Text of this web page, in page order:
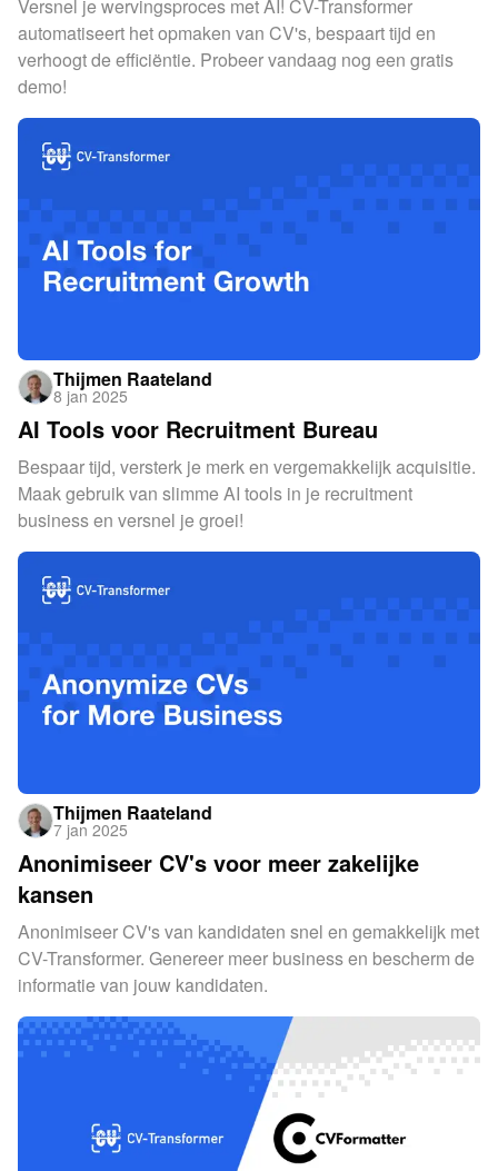
Versnel je wervingsproces met AI! CV-Transformer
automatiseert het opmaken van CV's, bespaart tijd en
verhoogt de efficiëntie. Probeer vandaag nog een gratis
demo!
Thijmen Raateland
8 jan 2025
AI Tools voor Recruitment Bureau
Bespaar tijd, versterk je merk en vergemakkelijk acquisitie.
Maak gebruik van slimme AI tools in je recruitment
business en versnel je groei!
Thijmen Raateland
7 jan 2025
Anonimiseer CV's voor meer zakelijke
kansen
Anonimiseer CV's van kandidaten snel en gemakkelijk met
CV-Transformer. Genereer meer business en bescherm de
informatie van jouw kandidaten.